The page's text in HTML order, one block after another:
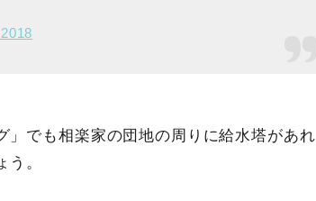
でも相楽家の団地の周りに給水塔があれ
。